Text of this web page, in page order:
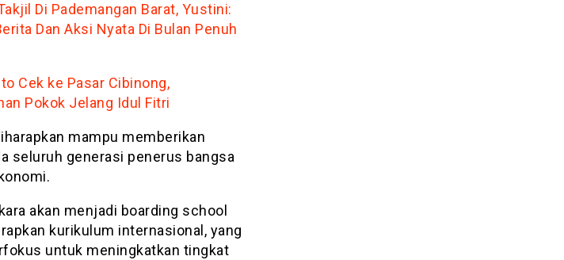
Di Pademangan Barat, Yustini:
Dan Aksi Nyata Di Bulan Penuh
Cek ke Pasar Cibinong,
Pokok Jelang Idul Fitri
mampu memberikan
seluruh generasi penerus bangsa
akan menjadi boarding school
kurikulum internasional, yang
untuk meningkatkan tingkat